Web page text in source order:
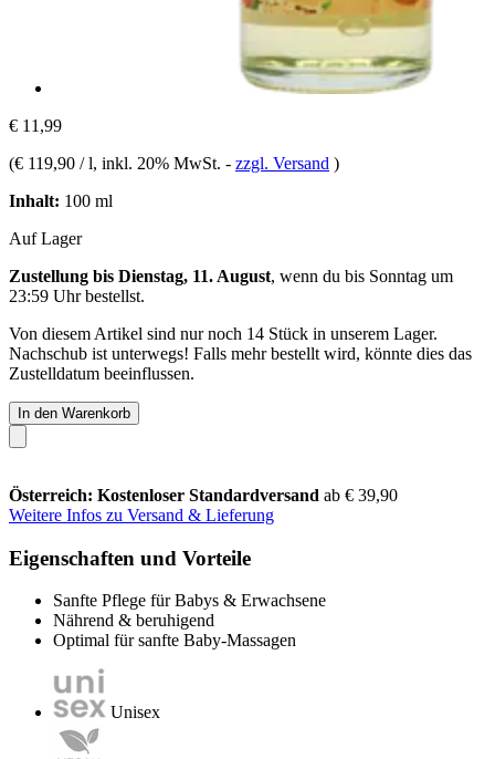
€ 11,99
(€ 119,90 / l, inkl. 20% MwSt. - zzgl. Versand )
Inhalt: 100 ml
Auf Lager
Zustellung bis Dienstag, 11. August, wenn du bis Sonntag um
23:59 Uhrbestellst.
Von diesem Artikel sind nur noch 14 Stück in unserem Lager.
Nachschub ist unterwegs! Falls mehr bestellt wird, könnte dies das
Zustelldatum beeinflussen.
In den Warenkorb
Österreich: Kostenloser Standardversand ab € 39,90
Weitere Infos zu Versand & Lieferung
Eigenschaften und Vorteile
Sanfte Pflege für Babys & Erwachsene
Nährend & beruhigend
Optimal für sanfte Baby-Massagen
Unisex